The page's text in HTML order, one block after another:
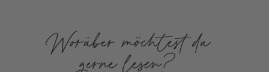
Worüber möchtest du